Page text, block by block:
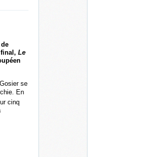
Le
se
En
cinq